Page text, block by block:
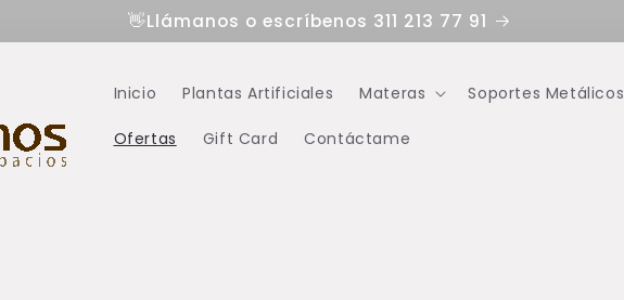
👋Llámanos o escríbenos 311 213 77 91
Inicio Plantas Artificiales Materas Soportes Metálicos
Ofertas Gift Card Contáctame